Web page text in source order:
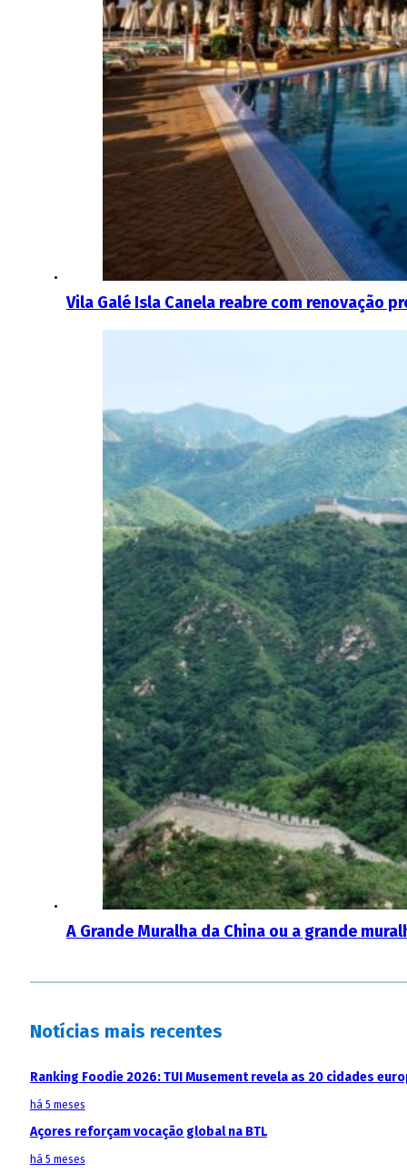
Vila Galé Isla Canela reabre com renovação
A Grande Muralha da China ou a grande
Notícias mais recentes
Ranking Foodie 2026: TUI Musement revela as 20 cidades
há 5 meses
Açores reforçam vocação global na BTL
há 5 meses